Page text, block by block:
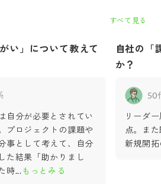
すべて見る
い」について教えて
自分が必要とされてい
プロジェクトの課題や
事として考えて、自分
た結果「助かりまし
時...もっとみる
自社の「
か？
50
リーダ
点。ま
新規開